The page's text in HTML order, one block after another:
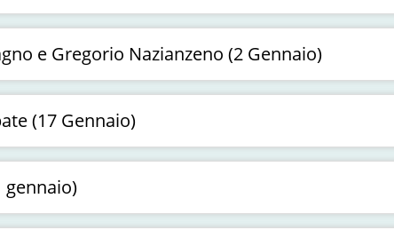
e Gregorio Nazianzeno (2 Gennaio)
(17 Gennaio)
gennaio)